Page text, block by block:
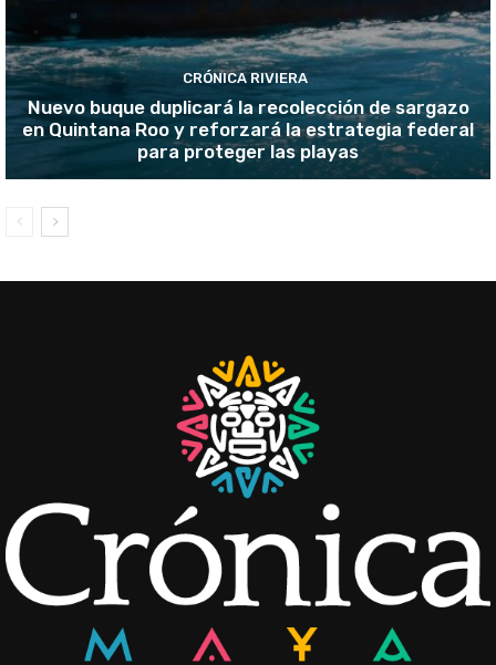
CRÓNICA RIVIERA
Nuevo buque duplicará la recolección de sargazo
en Quintana Roo y reforzará la estrategia federal
para proteger las playas